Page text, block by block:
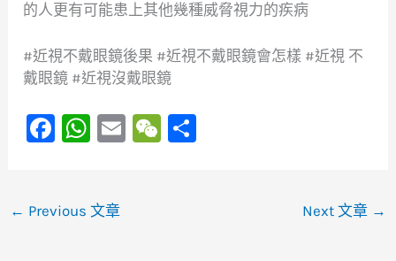
的人更有可能患上其他幾種威脅視力的疾病
#近視不戴眼鏡後果 #近視不戴眼鏡會怎樣 #近視 不
戴眼鏡 #近視沒戴眼鏡
F
e
W
s
E
W
← Previous 文章 Next 文章 →